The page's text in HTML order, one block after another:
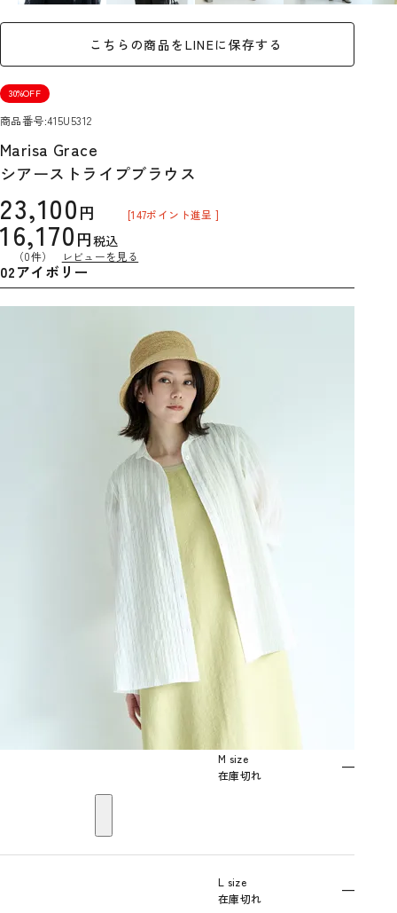
こちらの商品をLINEに保存する
30%OFF
商品番号 415U5312
Marisa Grace
シアーストライプブラウス
23,100
16,170 税込
[147ポイント進呈 ]
（0件） レビューを見る
02アイボリー
M size
在庫切れ
—
L size
在庫切れ
—